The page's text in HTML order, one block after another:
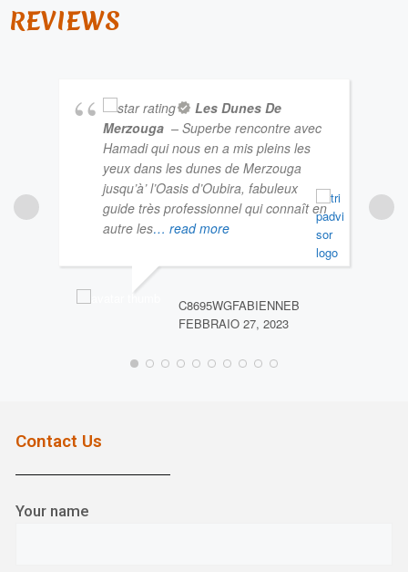
REVIEWS
Les Dunes De
Merzouga – Superbe rencontre avec
Hamadi qui nous en a mis pleins les
yeux dans les dunes de Merzouga
jusqu’à’ l’Oasis d’Oubira, fabuleux
guide très professionnel qui connaît en
autre les… read more
C8695WGFABIENNEB
FEBBRAIO 27, 2023
Contact Us
Your name